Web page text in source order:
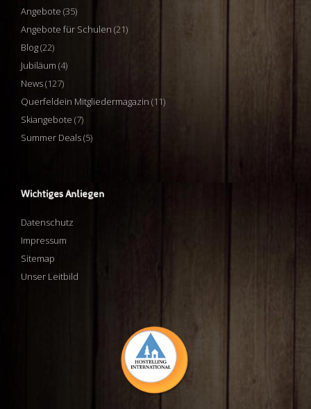
Angebote (35)
Angebote für Schulen (21)
Blog(22)
Jubiläum (4)
News(127)
Querfeldein Mitgliedermagazin (11)
Skiangebote (7)
Summer Deals(5)
Wichtiges Anliegen
Datenschutz
Impressum
Sitemap
Unser Leitbild